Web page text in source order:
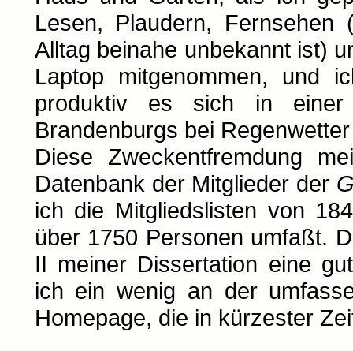
Lesen, Plaudern,
Alltag beinahe unbekannt ist)
Laptop mitgenommen, und
produktiv es sich in einer
Brandenburgs bei
Diese Zweckentfremdung
Datenbank der Mitglieder der
ich die Mitgliedslisten von
über 1750 Personen umfaßt.
II meiner Dissertation eine
ich ein wenig an der
Homepage, die in kürzester